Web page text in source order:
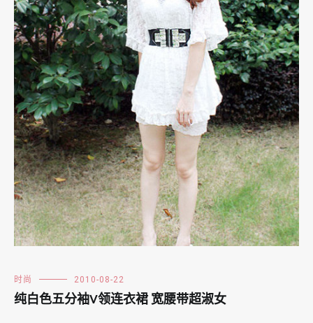
时尚 2010-08-22
纯白色五分袖V领连衣裙 宽腰带超淑女